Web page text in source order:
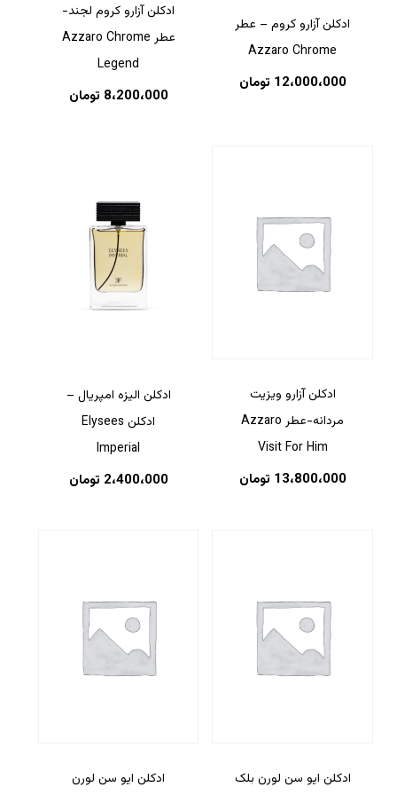
ادکلن آزارو کروم – عطر
Azzaro Chrome
12،000،000 تومان
ادکلن آزارو کروم لجند-
عطر Azzaro Chrome
Legend
8،200،000 تومان
ادکلن آزارو ویزیت
مردانه-عطر Azzaro
Visit For Him
13،800،000 تومان
ادکلن الیزه امپریال –
ادکلن Elysees
Imperial
2،400،000 تومان
ادکلن ایو سن لورن بلک
ادکلن ایو سن لورن